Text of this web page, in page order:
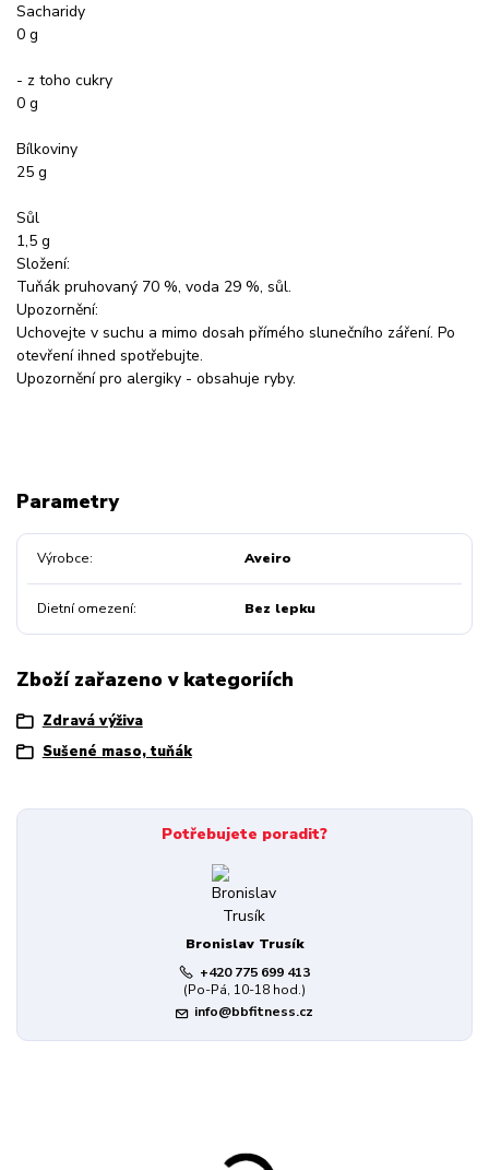
Sacharidy
0 g
- z toho cukry
0 g
Bílkoviny
25 g
Sůl
1,5 g
Složení:
Tuňák pruhovaný 70 %, voda 29 %, sůl.
Upozornění:
Uchovejte v suchu a mimo dosah přímého slunečního záření. Po
otevření ihned spotřebujte.
Upozornění pro alergiky - obsahuje ryby.
Parametry
Výrobce Aveiro
Dietní omezení Bez lepku
Zboží zařazeno v kategoriích
Zdravá výživa
Sušené maso, tuňák
Potřebujete poradit?
Bronislav Trusík
+420 775 699 413
(Po-Pá, 10-18 hod.)
info@bbfitness.cz